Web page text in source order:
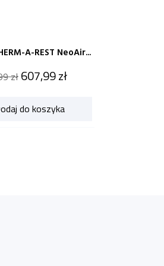
A-REST NeoAir...
zł Cena
607,99 zł
do koszyka